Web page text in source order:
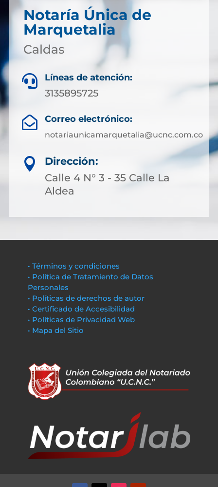
Notaría Única de
Marquetalia
Caldas
 Líneas de atención:
3135895725
 Correo electrónico:
notariaunicamarquetalia@ucnc.com.co

Dirección:
Calle 4 N° 3 - 35 Calle La
Aldea
• Términos y condiciones
• Política de Tratamiento de Datos
Personales
• Políticas de derechos de autor
• Certificado de Accesibilidad
• Políticas de Privacidad Web
• Mapa del Sitio